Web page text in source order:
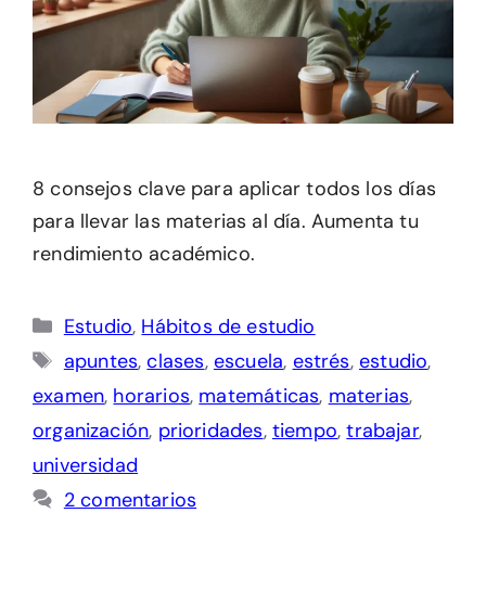
8 consejos clave para aplicar todos los días
para llevar las materias al día. Aumenta tu
rendimiento académico.
Categorías
Estudio, Hábitos de estudio
Etiquetas
apuntes,clases, escuela, estrés,estudio,
examen, horarios, matemáticas, materias,
organización, prioridades, tiempo,trabajar,
universidad
2 comentarios